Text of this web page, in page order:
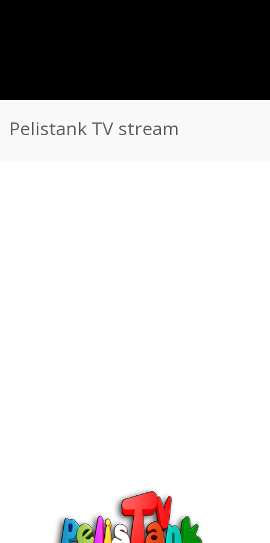
Pelistank TV stream